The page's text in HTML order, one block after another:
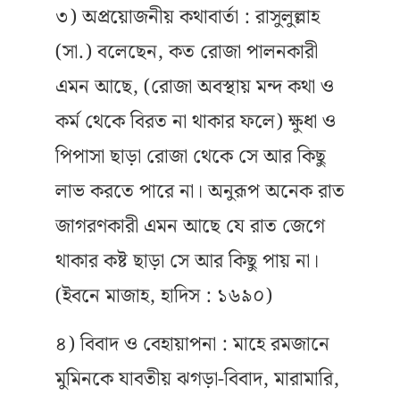
৩) অপ্রয়োজনীয় কথাবার্তা : রাসুলুল্লাহ
(সা.) বলেছেন, কত রোজা পালনকারী
এমন আছে, (রোজা অবস্থায় মন্দ কথা ও
কর্ম থেকে বিরত না থাকার ফলে) ক্ষুধা ও
পিপাসা ছাড়া রোজা থেকে সে আর কিছু
লাভ করতে পারে না। অনুরূপ অনেক রাত
জাগরণকারী এমন আছে যে রাত জেগে
থাকার কষ্ট ছাড়া সে আর কিছু পায় না।
(ইবনে মাজাহ, হাদিস : ১৬৯০)
৪) বিবাদ ও বেহায়াপনা : মাহে রমজানে
মুমিনকে যাবতীয় ঝগড়া-বিবাদ, মারামারি,